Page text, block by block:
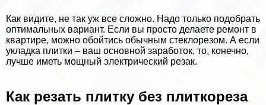
Как видите, не так уж все сложно. Надо только подобрать
оптимальных вариант. Если вы просто делаете ремонт в
квартире, можно обойтись обычным стеклорезом. А если
укладка плитки – ваш основной заработок, то, конечно,
лучше иметь мощный электрический резак.
Как резать плитку без плиткореза